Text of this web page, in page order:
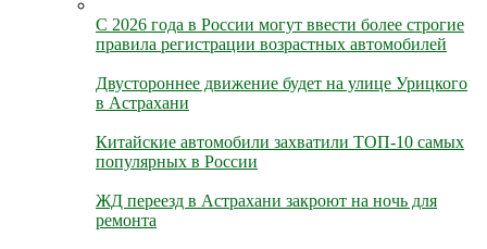
С 2026 года в России могут ввести более строгие
правила регистрации возрастных автомобилей
Двустороннее движение будет на улице Урицкого
в Астрахани
Китайские автомобили захватили ТОП-10 самых
популярных в России
ЖД переезд в Астрахани закроют на ночь для
ремонта